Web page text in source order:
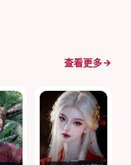
查看更多